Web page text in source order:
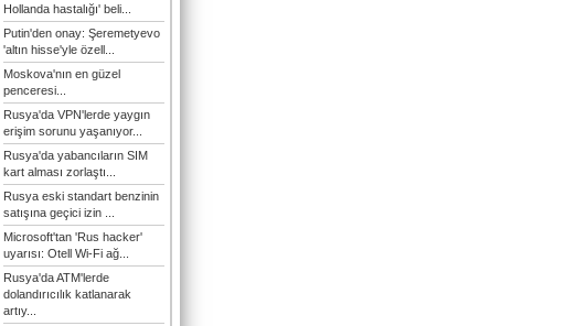
Hollanda hastalığı' beli...
Putin'den onay: Şeremetyevo
'altın hisse'yle özell...
Moskova'nın en güzel
penceresi...
Rusya'da VPN'lerde yaygın
erişim sorunu yaşanıyor...
Rusya'da yabancıların SIM
kart alması zorlaştı...
Rusya eski standart benzinin
satışına geçici izin ...
Microsoft'tan 'Rus hacker'
uyarısı: Otell Wi-Fi ağ...
Rusya'da ATM'lerde
dolandırıcılık katlanarak
artıy...